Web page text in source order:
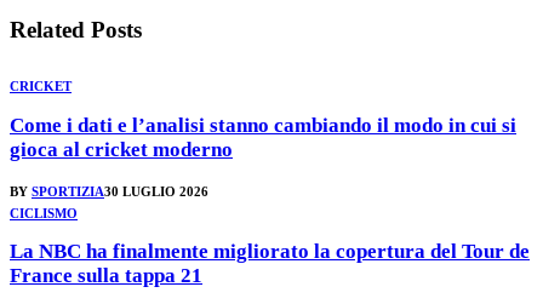
Related Posts
CRICKET
Come i dati e l’analisi stanno cambiando il modo in cui si
gioca al cricket moderno
BY SPORTIZIA30 LUGLIO 2026
CICLISMO
La NBC ha finalmente migliorato la copertura del Tour de
France sulla tappa 21